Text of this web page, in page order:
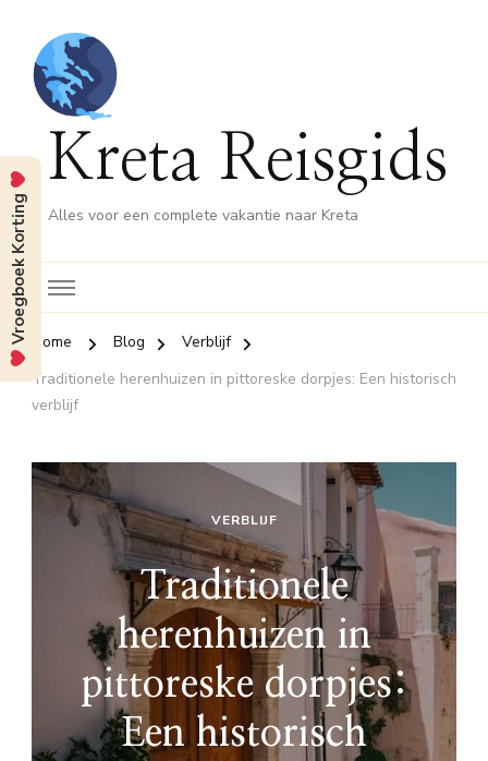
Kreta Reisgids
Alles voor een complete vakantie naar Kreta
Home Blog
Verblijf
Traditionele herenhuizen in pittoreske dorpjes: Een historisch
verblijf
VERBLIJF
Traditionele
herenhuizen in
pittoreske dorpjes:
Een historisch
Vroegboek Korting